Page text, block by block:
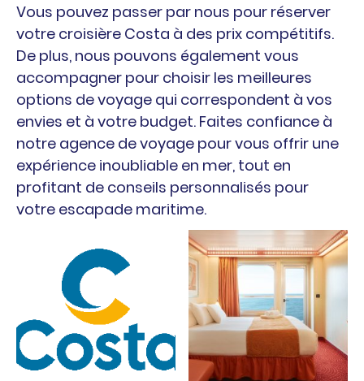
Vous pouvez passer par nous pour réserver
votre croisière Costa à des prix compétitifs.
De plus, nous pouvons également vous
accompagner pour choisir les meilleures
options de voyage qui correspondent à vos
envies et à votre budget. Faites confiance à
notre agence de voyage pour vous offrir une
expérience inoubliable en mer, tout en
profitant de conseils personnalisés pour
votre escapade maritime.